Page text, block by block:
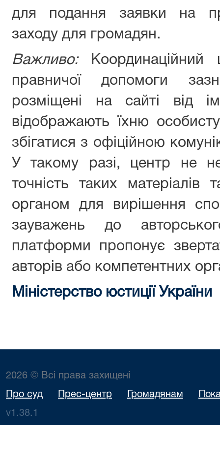
для подання заявки на
заходу для громадян.
Важливо:Координаційний
правничої допомоги
розміщені на сайті від
відображають їхню
збігатися з офіційною
У такому разі, центр не
точність таких
органом для вирішення
зауважень до
платформи пропонує
авторів або компетентних
Міністерство юстиції України
2026 © Всі права захищені
Про суд Прес-центр Громадянам
v1.38.1